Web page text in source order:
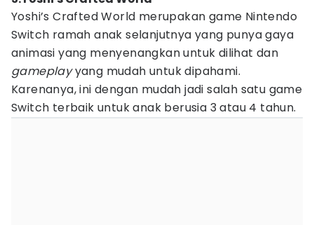
Yoshi’s Crafted World merupakan game Nintendo
Switch ramah anak selanjutnya yang punya gaya
animasi yang menyenangkan untuk dilihat dan
gameplayyang mudah untuk dipahami.
Karenanya, ini dengan mudah jadi salah satu game
Switch terbaik untuk anak berusia 3 atau 4 tahun.